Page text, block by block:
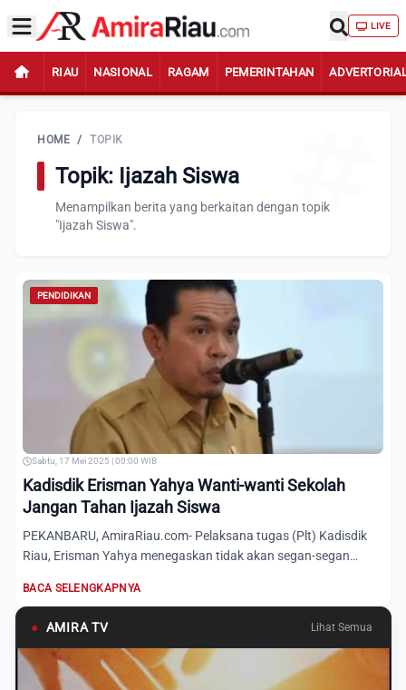
LIVE
RIAU NASIONAL RAGAM PEMERINTAHAN
HOME / TOPIK
Topik: Ijazah Siswa
Menampilkan berita yang berkaitan dengan topik
"Ijazah Siswa".
PENDIDIKAN
Sabtu, 17 Mei 2025 | 00:00 WIB
Kadisdik Erisman Yahya Wanti-wanti Sekolah
Jangan Tahan Ijazah Siswa
PEKANBARU, AmiraRiau.com- Pelaksana tugas (Plt) Kadisdik
Riau, Erisman Yahya menegaskan tidak akan segan-segan
BACA SELENGKAPNYA
● AMIRA TV Lihat Semua